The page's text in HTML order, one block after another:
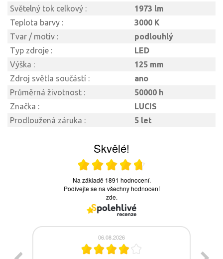
Světelný tok celkový :
1973 lm
Teplota barvy :
3000 K
Tvar / motiv :
podlouhlý
Typ zdroje :
LED
Výška :
125 mm
Zdroj světla součástí :
ano
Průměrná životnost :
50000 h
Značka :
LUCIS
Prodloužená záruka :
5 let